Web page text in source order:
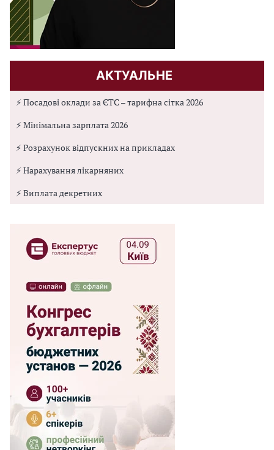
АКТУАЛЬНЕ
⚡ Посадові оклади за ЄТС – тарифна сітка 2026
⚡ Мінімальна зарплата 2026
⚡ Розрахунок відпускних на прикладах
⚡ Нарахування лікарняних
⚡ Виплата декретних